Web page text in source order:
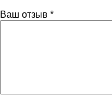
Ваш отзыв *